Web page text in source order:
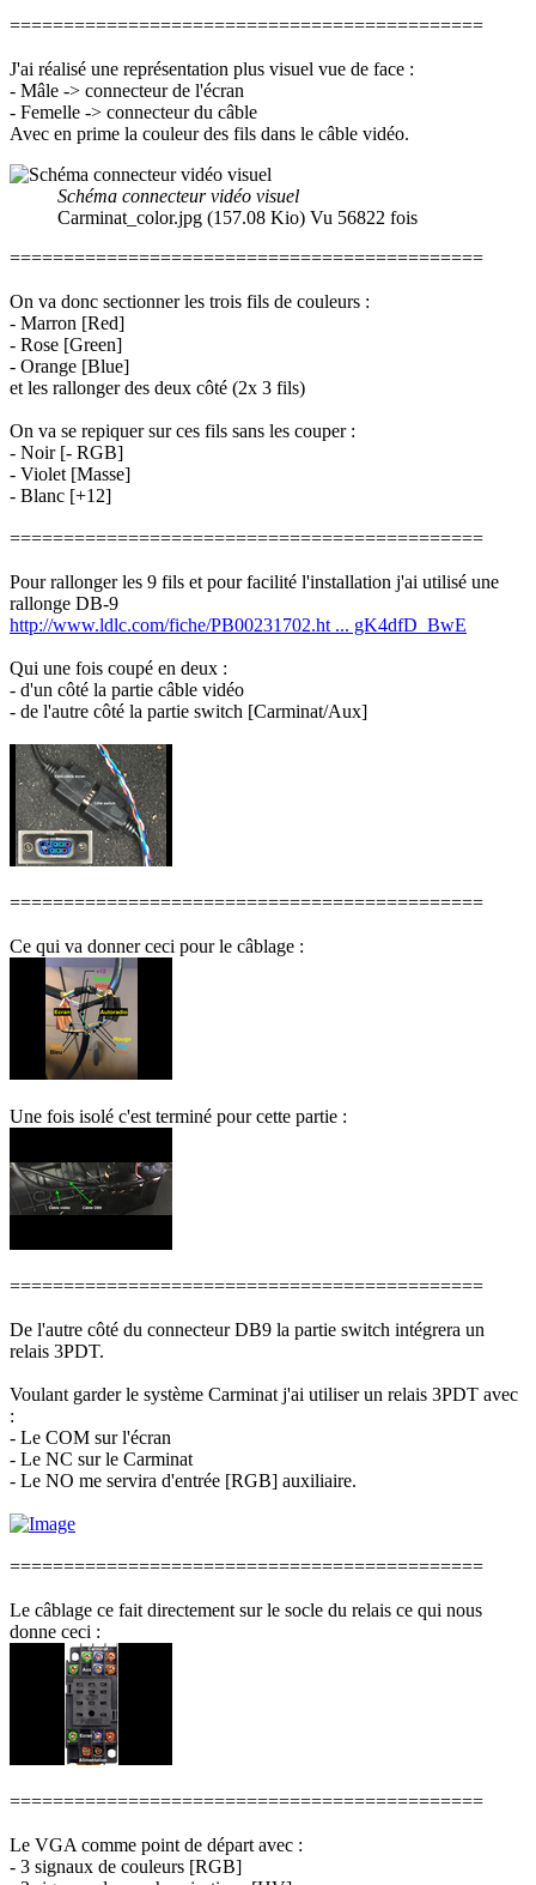
============================================
J'ai réalisé une représentation plus visuel vue de face :
- Mâle -> connecteur de l'écran
- Femelle -> connecteur du câble
Avec en prime la couleur des fils dans le câble vidéo.
Schéma connecteur vidéo visuel
Carminat_color.jpg (157.08 Kio) Vu 56822 fois
============================================
On va donc sectionner les trois fils de couleurs :
- Marron [Red]
- Rose [Green]
- Orange [Blue]
et les rallonger des deux côté (2x 3 fils)
On va se repiquer sur ces fils sans les couper :
- Noir [- RGB]
- Violet [Masse]
- Blanc [+12]
============================================
Pour rallonger les 9 fils et pour facilité l'installation j'ai utilisé une
rallonge DB-9
http://www.ldlc.com/fiche/PB00231702.ht ... gK4dfD_BwE
Qui une fois coupé en deux :
- d'un côté la partie câble vidéo
- de l'autre côté la partie switch [Carminat/Aux]
============================================
Ce qui va donner ceci pour le câblage :
Une fois isolé c'est terminé pour cette partie :
============================================
De l'autre côté du connecteur DB9 la partie switch intégrera un
relais 3PDT.
Voulant garder le système Carminat j'ai utiliser un relais 3PDT avec
:
- Le COM sur l'écran
- Le NC sur le Carminat
- Le NO me servira d'entrée [RGB] auxiliaire.
============================================
Le câblage ce fait directement sur le socle du relais ce qui nous
donne ceci :
============================================
Le VGA comme point de départ avec :
- 3 signaux de couleurs [RGB]